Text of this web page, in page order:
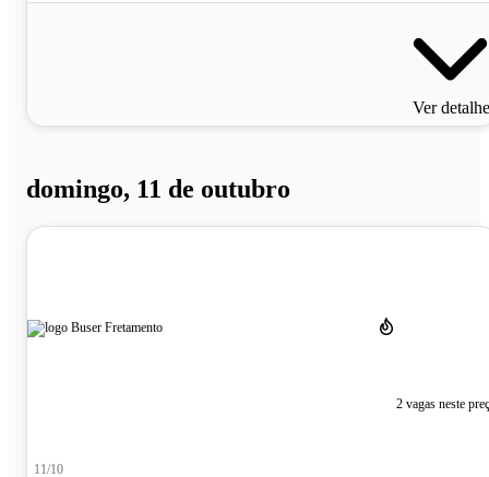
Ver
domingo, 11 de outubro
2 vagas neste
11/10